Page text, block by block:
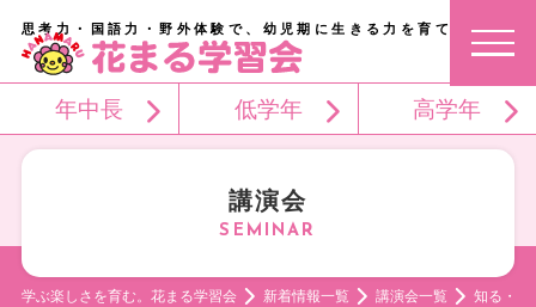
思考力・国語力・野外体験で、幼児期に生きる力を育てる。
年中長 低学年 高学年
講演会
学ぶ楽しさを育む。花まる学習会 新着情報一覧 講演会一覧 知る・見